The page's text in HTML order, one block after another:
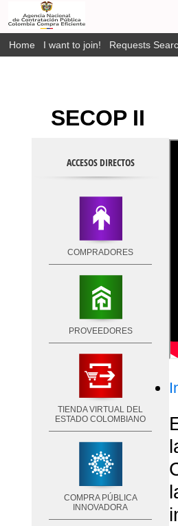
Home I want to join! Requests
SECOP II
ACCESOS DIRECTOS
COMPRADORES
PROVEEDORES
TIENDA VIRTUAL DEL
ESTADO COLOMBIANO
COMPRA PÚBLICA
INNOVADORA